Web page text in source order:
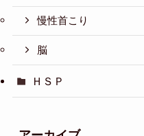
慢性首こり
脳
ＨＳＰ